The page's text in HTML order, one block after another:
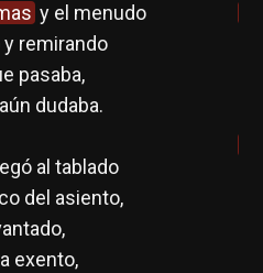
y el menudo
remirando
pasaba,
dudaba.
al tablado
del asiento,
exento,